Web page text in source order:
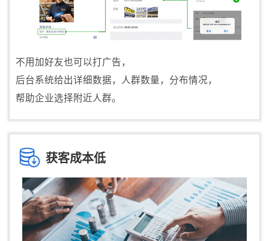
不用加好友也可以打广告，
后台系统给出详细数据，人群数量，分布情况，
帮助企业选择附近人群。
获客成本低